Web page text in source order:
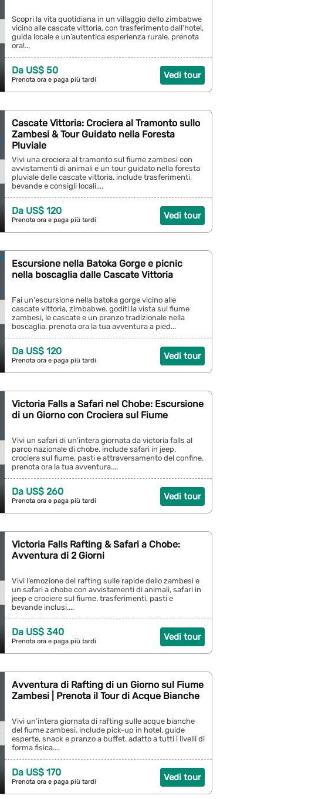
Scopri la vita quotidiana in un villaggio dello zimbabwe
vicino alle cascate vittoria, con trasferimento dall’hotel,
guida locale e un’autentica esperienza rurale. prenota
ora!...
Vedi tour
Da US$ 50
Prenota ora e paga più tardi
Cascate Vittoria: Crociera al Tramonto sullo
Zambesi & Tour Guidato nella Foresta
Pluviale
Vivi una crociera al tramonto sul fiume zambesi con
avvistamenti di animali e un tour guidato nella foresta
pluviale delle cascate vittoria. include trasferimenti,
bevande e consigli locali....
Vedi tour
Da US$ 120
Prenota ora e paga più tardi
Escursione nella Batoka Gorge e picnic
nella boscaglia dalle Cascate Vittoria
Fai un'escursione nella batoka gorge vicino alle
cascate vittoria, zimbabwe. goditi la vista sul fiume
zambesi, le cascate e un pranzo tradizionale nella
boscaglia. prenota ora la tua avventura a pied...
Vedi tour
Da US$ 120
Prenota ora e paga più tardi
Victoria Falls a Safari nel Chobe: Escursione
di un Giorno con Crociera sul Fiume
Vivi un safari di un’intera giornata da victoria falls al
parco nazionale di chobe. include safari in jeep,
crociera sul fiume, pasti e attraversamento del confine.
prenota ora la tua avventura....
Vedi tour
Da US$ 260
Prenota ora e paga più tardi
Victoria Falls Rafting & Safari a Chobe:
Avventura di 2 Giorni
Vivi l’emozione del rafting sulle rapide dello zambesi e
un safari a chobe con avvistamenti di animali, safari in
jeep e crociere sul fiume. trasferimenti, pasti e
bevande inclusi....
Vedi tour
Da US$ 340
Prenota ora e paga più tardi
Avventura di Rafting di un Giorno sul Fiume
Zambesi | Prenota il Tour di Acque Bianche
Vivi un’intera giornata di rafting sulle acque bianche
del fiume zambesi. include pick-up in hotel, guide
esperte, snack e pranzo a buffet. adatto a tutti i livelli di
forma fisica....
Vedi tour
Da US$ 170
Prenota ora e paga più tardi